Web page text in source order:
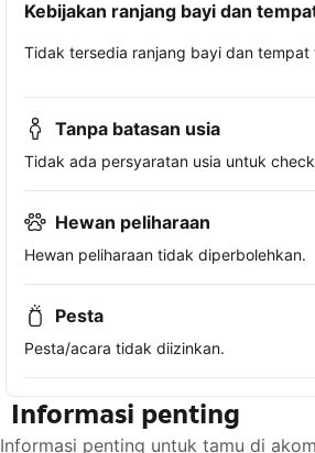
Kebijakan ranjang bayi dan
Tidak tersedia ranjang bayi dan
Tanpa batasan usia
Tidak ada persyaratan usia untuk
Hewan peliharaan
Hewan peliharaan tidak diperbolehkan.
Pesta
Pesta/acara tidak diizinkan.
Informasi penting
Informasi penting untuk tamu di